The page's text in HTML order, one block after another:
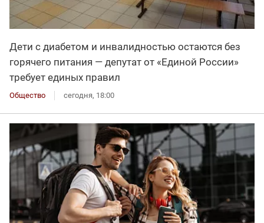
Дети с диабетом и инвалидностью остаются без
горячего питания — депутат от «Единой России»
требует единых правил
Общество сегодня, 18:00